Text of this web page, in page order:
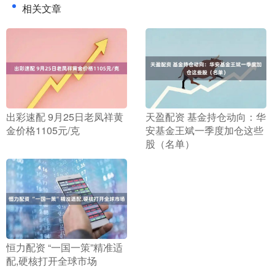
相关文章
​出彩速配 9月25日老凤祥黄
金价格1105元/克
​天盈配资 基金持仓动向：华
安基金王斌一季度加仓这些
股（名单）
​恒力配资 “一国一策”精准适
配,硬核打开全球市场